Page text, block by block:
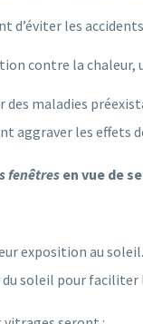
d’éviter les
contre la
des maladies
aggraver les effets
fenêtres en vue de
exposition au soleil.
soleil pour faciliter